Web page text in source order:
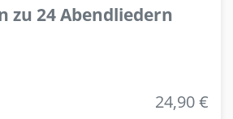
zu 24 Abendliedern
24,90 €